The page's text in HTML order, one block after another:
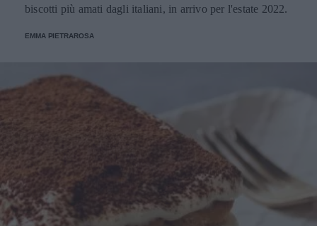
biscotti più amati dagli italiani, in arrivo per l'estate 2022.
EMMA PIETRAROSA